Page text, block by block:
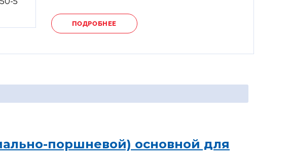
ПОДРОБНЕЕ
поршневой) основной для